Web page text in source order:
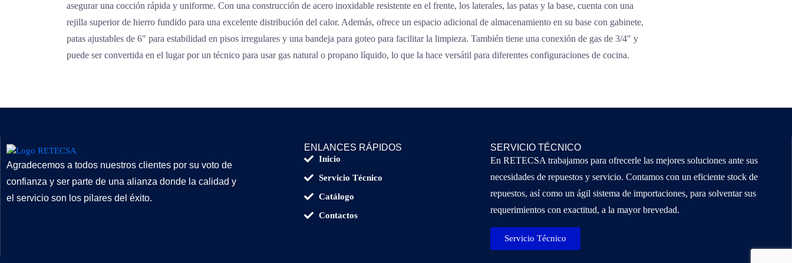
asegurar una cocción rápida y uniforme. Con una construcción de acero inoxidable resistente en el frente, los laterales, las patas y la base, cuenta con una
rejilla superior de hierro fundido para una excelente distribución del calor. Además, ofrece un espacio adicional de almacenamiento en su base con gabinete,
patas ajustables de 6″ para estabilidad en pisos irregulares y una bandeja para goteo para facilitar la limpieza. También tiene una conexión de gas de 3/4″ y
puede ser convertida en el lugar por un técnico para usar gas natural o propano líquido, lo que la hace versátil para diferentes configuraciones de cocina.
Agradecemos a todos nuestros clientes por su voto de
confianza y ser parte de una alianza donde la calidad y
el servicio son los pilares del éxito.
ENLANCES RÁPIDOS
Inicio
Servicio Técnico
Catálogo
Contactos
SERVICIO TÉCNICO
En RETECSA trabajamos para ofrecerle las mejores soluciones ante sus
necesidades de repuestos y servicio. Contamos con un eficiente stock de
repuestos, así como un ágil sistema de importaciones, para solventar sus
requerimientos con exactitud, a la mayor brevedad.
Servicio Técnico